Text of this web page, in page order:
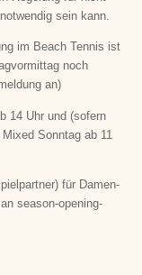
sein kann.
im Beach Tennis ist
noch
an)
14 Uhr und (sofern
Sonntag ab 11
für Damen-
season-opening-